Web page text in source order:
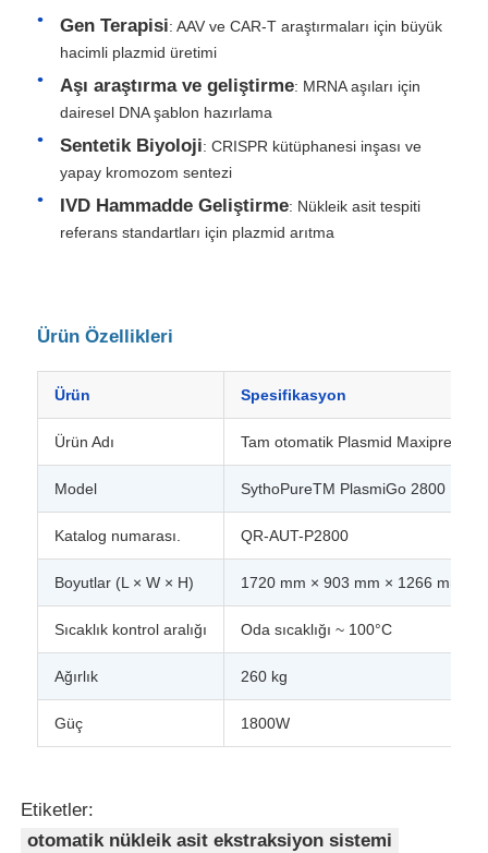
Fabrika turu
Bize Ulaşın
Teklif Alın
manyetik boncuklar nükleik asit ekstraksiyonu
NGS manyetik boncuklar
manyetik boncuklar protein saflaştırma
Yüzeyde Aktif Mıknatıs Mercekleri
Otomatik Enstrümanlar ve Tüketim Malzemeleri
Gen Terapisi: AAV ve CAR-T araştırmaları için büyük
hacimli plazmid üretimi
Aşı araştırma ve geliştirme: MRNA aşıları için
dairesel DNA şablon hazırlama
Sentetik Biyoloji: CRISPR kütüphanesi inşası ve
yapay kromozom sentezi
IVD Hammadde Geliştirme: Nükleik asit tespiti
referans standartları için plazmid arıtma
Ürün Özellikleri
Ürün Spesifikasyon
Ürün Adı Tam otomatik Plasmid Maxiprep
Model SythoPureTM PlasmiGo 2800
Katalog numarası. QR-AUT-P2800
Boyutlar (L × W × H) 1720 mm × 903 mm × 1266 mm
Sıcaklık kontrol aralığı Oda sıcaklığı ~ 100°C
Ağırlık 260 kg
Güç 1800W
Etiketler:
otomatik nükleik asit ekstraksiyon sistemi